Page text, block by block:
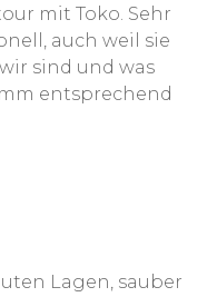
mit Toko. Sehr
auch weil sie
sind und was
entsprechend
Lagen, sauber